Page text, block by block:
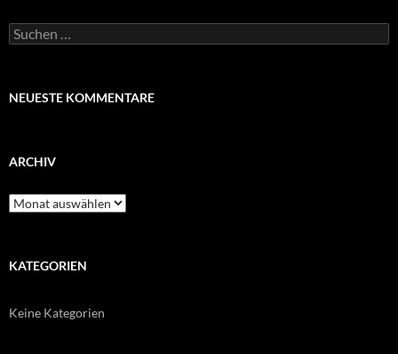
Suchen
nach:
NEUESTE KOMMENTARE
ARCHIV
Archiv
KATEGORIEN
Keine Kategorien